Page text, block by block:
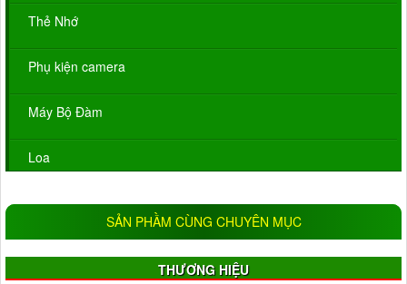
Thẻ Nhớ
Phụ kiện camera
Máy Bộ Đàm
Loa
SẢN PHẦM CÙNG CHUYÊN MỤC
THƯƠNG HIỆU